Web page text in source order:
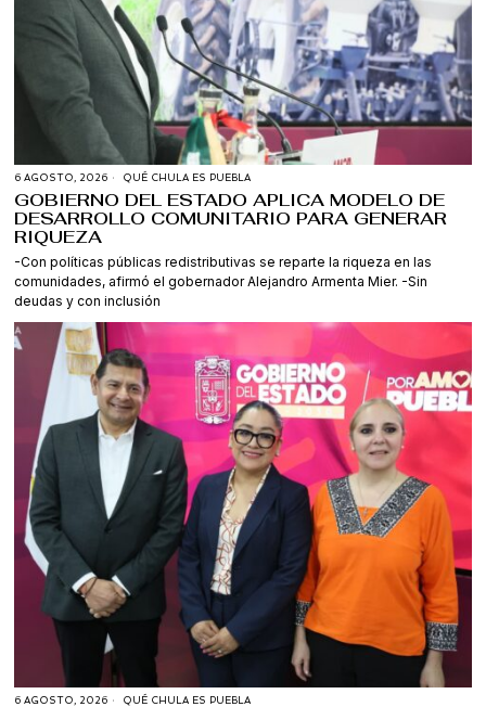
6 AGOSTO, 2026 QUÉ CHULA ES PUEBLA
GOBIERNO DEL ESTADO APLICA MODELO DE
DESARROLLO COMUNITARIO PARA GENERAR
RIQUEZA
-Con políticas públicas redistributivas se reparte la riqueza en las
comunidades, afirmó el gobernador Alejandro Armenta Mier. -Sin
deudas y con inclusión
6 AGOSTO, 2026 QUÉ CHULA ES PUEBLA